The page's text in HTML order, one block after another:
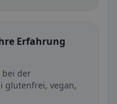
Erfahrung
bei der
glutenfrei, vegan,